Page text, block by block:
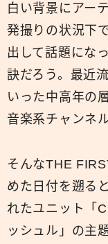
白い背景にアー
発撮りの状況下
出して話題にな
訣だろう。最近
いった中高年の
音楽系チャンネ
そんなTHE
めた日付を遡る
れたユニット「
ッシュル」の主